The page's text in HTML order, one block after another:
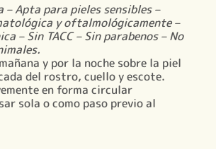
– Apta para pieles sensibles –
y oftalmológicamente –
– Sin TACC – Sin parabenos – No
y por la noche sobre la piel
del rostro, cuello y escote.
en forma circular
sola o como paso previo al